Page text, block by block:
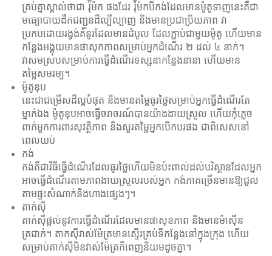
គ្រប់គ្នាស្គាល់ថាជា រ៉ុឺម៉ក ផងដែរ រ៉ុឺម៉កបីកង់ដែលមានម៉ូតូទាញនេះគឺជា
មធ្យោបាយដឹកជញ្ជូនដ៏ល្បីល្បាញ និងមានប្រជាប្រិយភាព វា
ប្រកបដោយរង្វង់គំនូរដែលមានដំបូល ដែលភ្ជាប់ជាមួយម៉ូតូ ហើយមាន
កន្លែងអង្គុយមានផាសុកភាពសម្រាប់អ្នកដំណើរ ២ ដល់ ៤ នាក់។
វាសមស្របសម្រាប់ការធ្វើដំណើរទស្សនាកន្លែងនានា ហើយមាន
តម្លៃសមរម្យ។
ម៉ូតូឌុប
នេះជាជម្រើសដ៏ល្អបំផុត និងមានតម្លៃធូរថ្លៃសម្រាប់អ្នកធ្វើដំណើរតែ
ម្នាក់ឯង ម៉ូតូឌុបអាចធ្វើចរាចរណ៍បានយ៉ាងងាយស្រួល ហើយកុំភ្លេច
ពាក់មួកការពារសុវត្ថិភាព និងសួរតម្លៃអ្នកបើកបរផង ជាពិសេសនៅ
ពេលយប់
កង់
កង់គឺជាវិធីធ្វើដំណើរដែលធូរថ្លៃហើយមិនប៉ះពាល់ដល់បរិស្ថានដែលអ្នក
អាចធ្វើដំណើរតាមភាពងាយស្រួលរបស់អ្នក កង់ភាគច្រើនមានឱ្យជួល
តាមផ្ទះសំណាក់និងហាងផ្សេងៗ។
តាក់ស៊ី
តាក់ស៊ីផ្តល់នូវការធ្វើដំណើរដែលមានផាសុខភាព និងមានម៉ាស៊ីន
ត្រជាក់។ តាកសុីវាស់ម៉ែត្រមានស្ទើរគ្រប់ទីកន្លែងនៅក្នុងក្រុង ហើយ
សម្រាប់តាក់សុីមិនវាស់ម៉ែត្រក៏ពេញនិយមដូចគ្នា។